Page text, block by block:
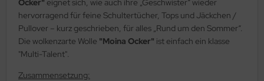
Ocker" eignet sich, wie auch ihre „Geschwister“ wieder
hervorragend für feine Schultertücher, Tops und Jäckchen /
Pullover – kurz geschrieben, für alles „Rund um den Sommer“.
Die wolkenzarte Wolle "Moina Ocker" ist einfach ein klasse
"Multi-Talent".
Zusammensetzung: